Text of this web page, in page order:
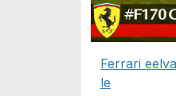
Ferrari
le